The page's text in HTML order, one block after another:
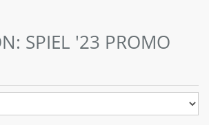
SPIEL '23 PROMO